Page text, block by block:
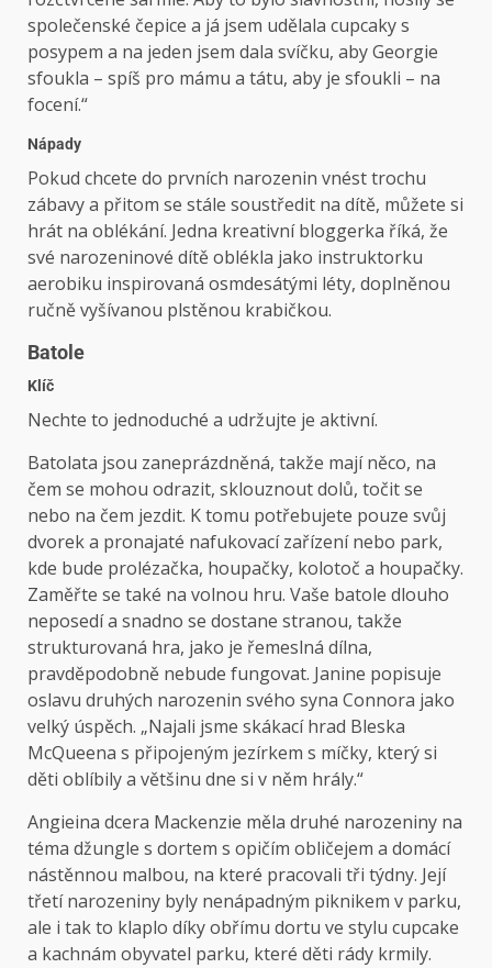
společenské čepice a já jsem udělala cupcaky s
posypem a na jeden jsem dala svíčku, aby Georgie
sfoukla – spíš pro mámu a tátu, aby je sfoukli – na
focení.“
Nápady
Pokud chcete do prvních narozenin vnést trochu
zábavy a přitom se stále soustředit na dítě, můžete si
hrát na oblékání. Jedna kreativní bloggerka říká, že
své narozeninové dítě oblékla jako instruktorku
aerobiku inspirovaná osmdesátými léty, doplněnou
ručně vyšívanou plstěnou krabičkou.
Batole
Klíč
Nechte to jednoduché a udržujte je aktivní.
Batolata jsou zaneprázdněná, takže mají něco, na
čem se mohou odrazit, sklouznout dolů, točit se
nebo na čem jezdit. K tomu potřebujete pouze svůj
dvorek a pronajaté nafukovací zařízení nebo park,
kde bude prolézačka, houpačky, kolotoč a houpačky.
Zaměřte se také na volnou hru. Vaše batole dlouho
neposedí a snadno se dostane stranou, takže
strukturovaná hra, jako je řemeslná dílna,
pravděpodobně nebude fungovat. Janine popisuje
oslavu druhých narozenin svého syna Connora jako
velký úspěch. „Najali jsme skákací hrad Bleska
McQueena s připojeným jezírkem s míčky, který si
děti oblíbily a většinu dne si v něm hrály.“
Angieina dcera Mackenzie měla druhé narozeniny na
téma džungle s dortem s opičím obličejem a domácí
nástěnnou malbou, na které pracovali tři týdny. Její
třetí narozeniny byly nenápadným piknikem v parku,
ale i tak to klaplo díky obřímu dortu ve stylu cupcake
a kachnám obyvatel parku, které děti rády krmily.